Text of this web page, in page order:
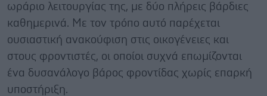
ωράριο λειτουργίας της, με δύο πλήρεις βάρδιες
καθημερινά. Με τον τρόπο αυτό παρέχεται
ουσιαστική ανακούφιση στις οικογένειες και
στους φροντιστές, οι οποίοι συχνά επωμίζονται
ένα δυσανάλογο βάρος φροντίδας χωρίς επαρκή
υποστήριξη.